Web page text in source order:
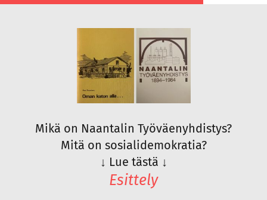
Mikä on Naantalin Työväenyhdistys?
Mitä on sosialidemokratia?
↓ Lue tästä ↓
Esittely